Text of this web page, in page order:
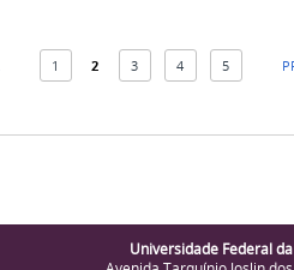
1 2 3 4 5
Universidade Federal